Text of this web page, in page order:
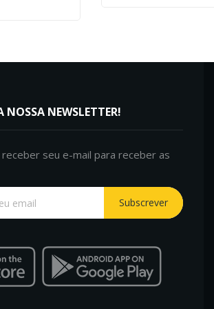
NOSSA NEWSLETTER!
seu e-mail para receber as
Subscrever